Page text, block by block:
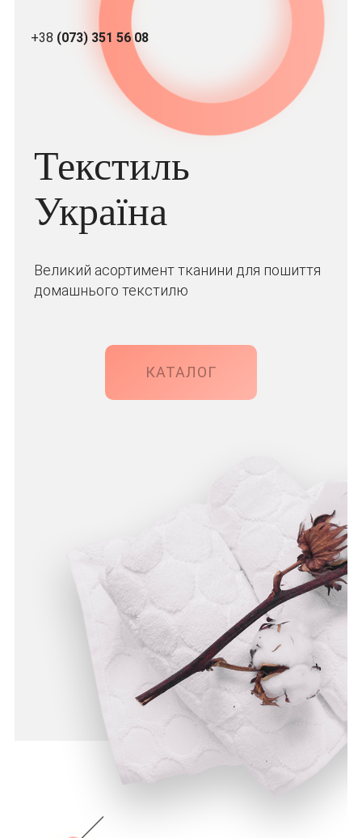
+38 (073) 351 56 08
Текстиль
Україна
Великий асортимент тканини для пошиття
домашнього текстилю
КАТАЛОГ